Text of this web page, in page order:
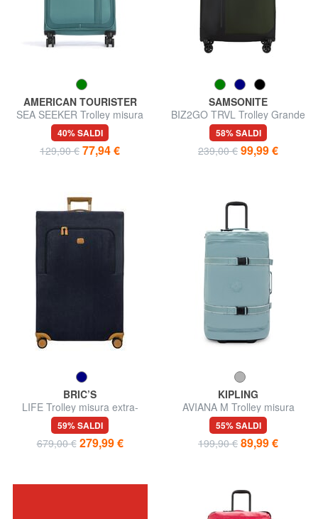
AMERICAN TOURISTER
SEA SEEKER Trolley misura
media
40% SALDI
129,90 € 77,94 €
SAMSONITE
BIZ2GO TRVL Trolley Grande
58% SALDI
239,00 € 99,99 €
BRIC’S
LIFE Trolley misura extra-
grande
59% SALDI
679,00 € 279,99 €
KIPLING
AVIANA M Trolley misura
media
55% SALDI
199,90 € 89,99 €